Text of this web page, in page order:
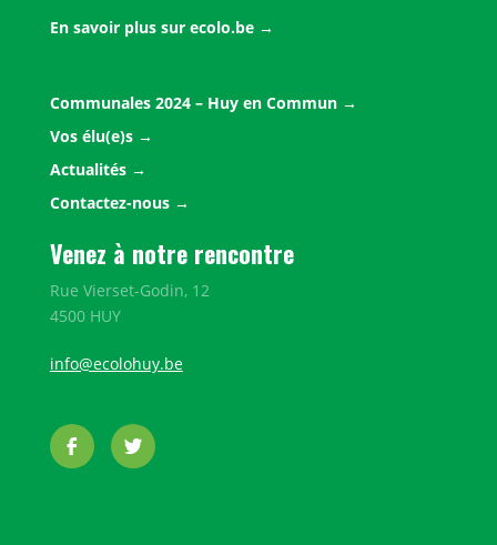
En savoir plus sur ecolo.be
Communales 2024 – Huy en Commun
Vos élu(e)s
Actualités
Contactez-nous
Venez à notre rencontre
Rue Vierset-Godin, 12
4500 HUY
info@ecolohuy.be
FacebookTwitter